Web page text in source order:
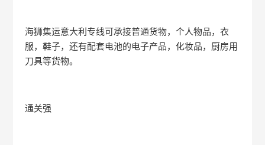
海狮集运意大利专线可承接普通货物，个人物品，衣
服，鞋子，还有配套电池的电子产品，化妆品，厨房用
刀具等货物。
通关强